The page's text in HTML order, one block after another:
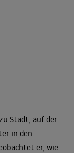
Stadt, auf der
in den
er, wie